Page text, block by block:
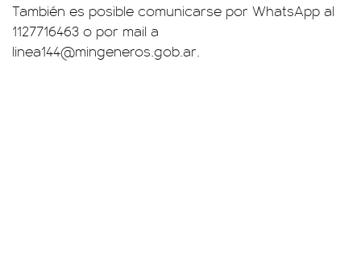
También es posible comunicarse por WhatsApp al
1127716463 o por mail a
linea144@mingeneros.gob.ar.